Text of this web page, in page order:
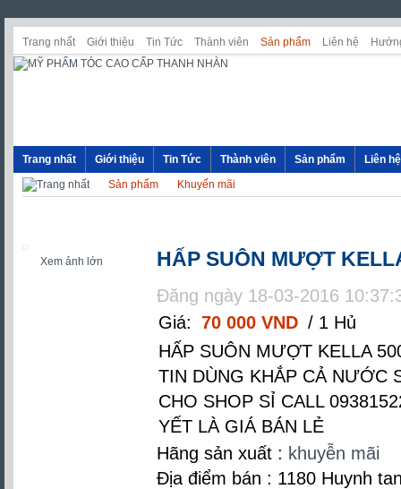
Trang nhất Giới thiệu Tin Tức Thành viên Sản phẩm Liên hệ
Trang nhất Giới thiệu Tin Tức Thành viên Sản phẩm
Liên hệ
Sản phẩm
Khuyến mãi
Xem ảnh lớn HẤP SUÔN MƯỢT
Đăng ngày 18-03-2016
Giá: 70 000 VND / 1 Hủ
HẤP SUÔN MƯỢT KELLA
TIN DÙNG KHẮP CẢ NƯỚC
CHO SHOP SỈ CALL
YẾT LÀ GIÁ BÁN LẺ
Hãng sản xuất : khuyễn mãi
Địa điểm bán : 1180 Huynh